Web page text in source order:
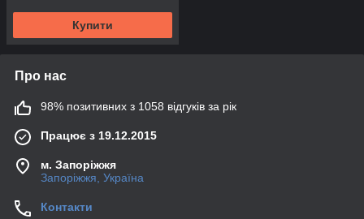
Купити
Про нас
98% позитивних з 1058 відгуків за рік
Працює з 19.12.2015
м. Запоріжжя
Запоріжжя, Україна
Контакти